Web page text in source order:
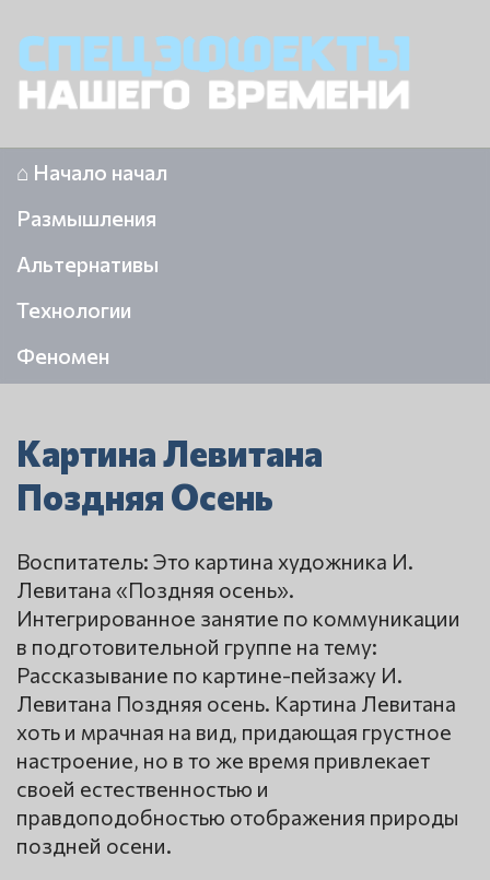
⌂ Начало начал
Размышления
Альтернативы
Технологии
Феномен
Картина Левитана
Поздняя Осень
Воспитатель: Это картина художника И.
Левитана «Поздняя осень».
Интегрированное занятие по коммуникации
в подготовительной группе на тему:
Рассказывание по картине-пейзажу И.
Левитана Поздняя осень. Картина Левитана
хоть и мрачная на вид, придающая грустное
настроение, но в то же время привлекает
своей естественностью и
правдоподобностью отображения природы
поздней осени.